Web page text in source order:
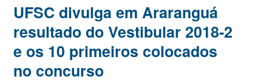
UFSC divulga em Araranguá
resultado do Vestibular 2018-2
e os 10 primeiros colocados
no concurso